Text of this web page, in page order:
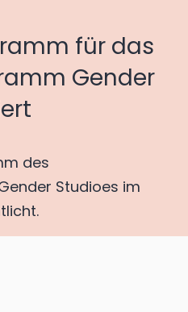
für das
Gender
des
Studioes im